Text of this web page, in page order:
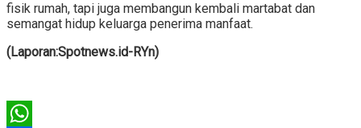
fisik rumah, tapi juga membangun kembali martabat dan
semangat hidup keluarga penerima manfaat.
(Laporan:Spotnews.id-RYn)